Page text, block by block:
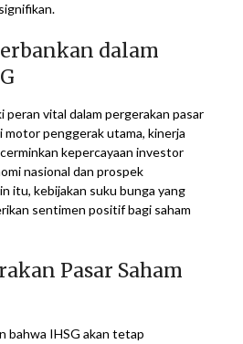
dalam
peran vital dalam pergerakan pasar
motor penggerak utama, kinerja
kepercayaan investor
nasional dan prospek
itu, kebijakan suku bunga yang
sentimen positif bagi saham
Pasar Saham
bahwa IHSG akan tetap